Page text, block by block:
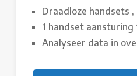
Draadloze handsets
1 handset
Analyseer data in